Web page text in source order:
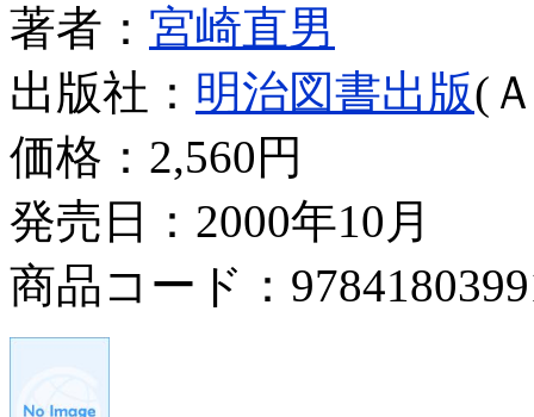
著者： 宮崎直男
出版社： 明治図書出版(
価格： 2,560円
発売日：2000年10月
商品コード：